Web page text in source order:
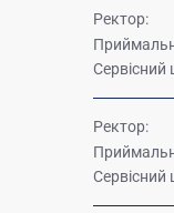
Ректор:
Сервісний
Ректор:
Сервісний